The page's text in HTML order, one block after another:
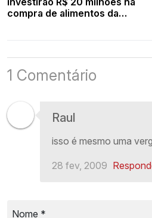
compra de alimentos da
1 Comentário
Raul
isso é mesmo uma
28 fev, 2009
Nome *